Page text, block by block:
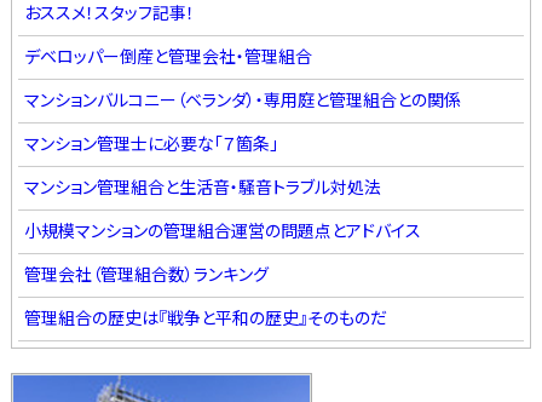
おススメ！スタッフ記事！
デベロッパー倒産と管理会社・管理組合
マンションバルコニー（ベランダ）・専用庭と管理組合との関係
マンション管理士に必要な「７箇条」
マンション管理組合と生活音・騒音トラブル対処法
小規模マンションの管理組合運営の問題点とアドバイス
管理会社（管理組合数）ランキング
管理組合の歴史は『戦争と平和の歴史』そのものだ